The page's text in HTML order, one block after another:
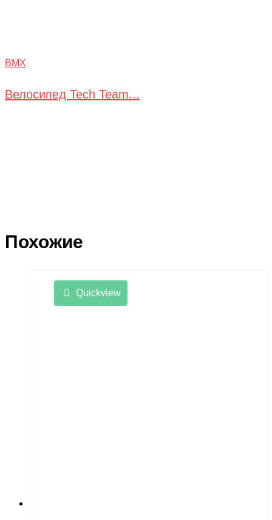
BMX
Велосипед Tech Team...
Похожие
Quickview